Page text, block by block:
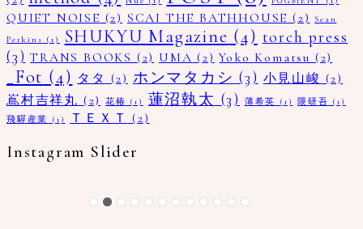
QUIET NOISE (2) SCAI THE BATHHOUSE (2)
Sean
Perkins (1) SHUKYU Magazine (4) torch press
(3) TRANS BOOKS (2) UMA (2) Yoko Komatsu (2)
_Fot (4) タタ (2) ホンマタカシ (3) 小見山峻 (2)
嶌村吉祥丸 (2) 花椿 (1) 蓮沼執太 (3) 薄希英 (1) 隈研吾 (1)
飛驒産業
(1) ＴＥＸＴ (2)
Instagram Slider